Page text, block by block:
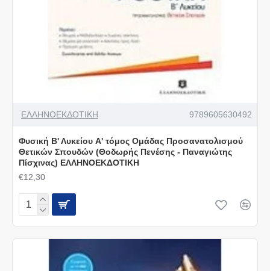
ΕΛΛΗΝΟΕΚΔΟΤΙΚΗ 9789605630492
Φυσική Β' Λυκείου A' τόμος Ομάδας Προσανατολισμού
Θετικών Σπουδών (Θοδωρής Πενέσης - Παναγιώτης
Πίσχινας) ΕΛΛΗΝΟΕΚΔΟΤΙΚΗ
€12,30